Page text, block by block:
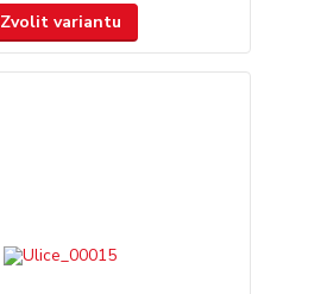
Zvolit variantu